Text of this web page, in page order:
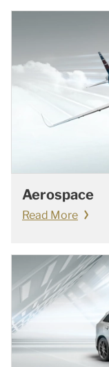
Aerospace
Read More